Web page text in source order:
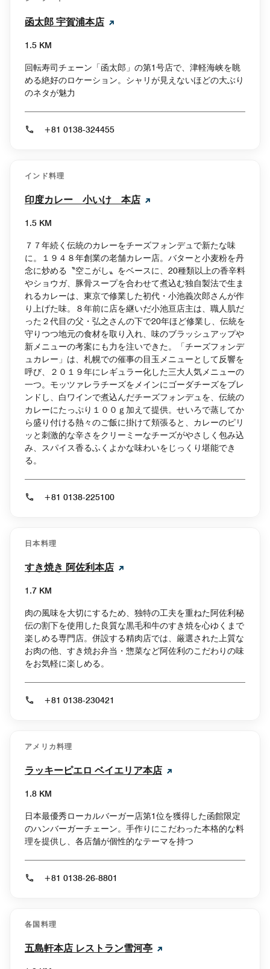
函太郎 宇賀浦本店
1.5 KM
回転寿司チェーン「函太郎」の第1号店で、津軽海峡を眺
める絶好のロケーション。シャリが見えないほどの大ぶり
のネタが魅力
+81 0138-324455
インド料理
印度カレー 小いけ 本店
1.5 KM
７７年続く伝統のカレーをチーズフォンデュで新たな味
に。１９４８年創業の老舗カレー店。バターと小麦粉を丹
念に炒める〝空こがし〟をベースに、20種類以上の香辛料
やショウガ、豚骨スープを合わせて煮込む独自製法で生ま
れるカレーは、東京で修業した初代・小池義次郎さんが作
り上げた味。８年前に店を継いだ小池亘店主は、職人肌だ
った２代目の父・弘之さんの下で20年ほど修業し、伝統を
守りつつ地元の食材を取り入れ、味のブラッシュアップや
新メニューの考案にも力を注いできた。「チーズフォンデ
ュカレー」は、札幌での催事の目玉メニューとして反響を
呼び、２０１９年にレギュラー化した三大人気メニューの
一つ。モッツァレラチーズをメインにゴーダチーズをブレ
ンドし、白ワインで煮込んだチーズフォンデュを、伝統の
カレーにたっぷり１００ｇ加えて提供。せいろで蒸してか
ら盛り付ける熱々のご飯に掛けて頬張ると、カレーのピリ
ッと刺激的な辛さをクリーミーなチーズがやさしく包み込
み、スパイス香るふくよかな味わいをじっくり堪能でき
る。
+81 0138-225100
日本料理
すき焼き 阿佐利本店
1.7 KM
肉の風味を大切にするため、独特の工夫を重ねた阿佐利秘
伝の割下を使用した良質な黒毛和牛のすき焼を心ゆくまで
楽しめる専門店。併設する精肉店では、厳選された上質な
お肉の他、すき焼お弁当・惣菜など阿佐利のこだわりの味
をお気軽に楽しめる。
+81 0138-230421
アメリカ料理
ラッキーピエロ ベイエリア本店
1.8 KM
日本最優秀ローカルバーガー店第1位を獲得した函館限定
のハンバーガーチェーン。手作りにこだわった本格的な料
理を提供し、各店舗が個性的なテーマを持つ
+81 0138-26-8801
各国料理
五島軒本店 レストラン雪河亭